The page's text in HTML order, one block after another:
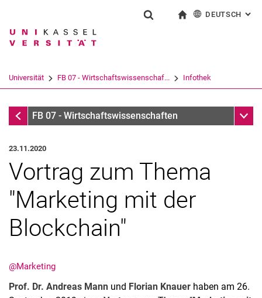
Springe direkt zu: Inhalt
Springe direkt zu: Suche
Springe direkt zu:
Suchbegriff
Suchen (öffnet externen Link in einem
DEUTSCH :
Universität FB 07 - Wirtschaftswissenschaf... Infothek
InfothekFB 07 - Wirtschaftswissenschaften
23.11.2020
Vortrag zum Thema
"Marketing mit der
Blockchain"
@Marketing
Prof. Dr. Andreas Mann und Florian Knauer haben am 26.